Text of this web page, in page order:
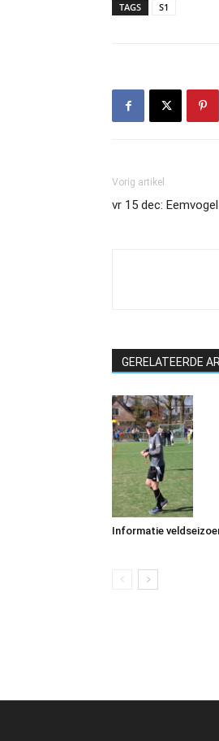
TAGS S1
Vorig artikel
vr 15 dec:
GERELATEERDE
Informatie